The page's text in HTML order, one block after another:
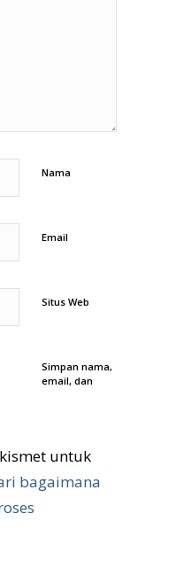
Nama
Email
Situs Web
Simpan nama,
email, dan
komentar saya
berikutnya.
untuk
bagaimana